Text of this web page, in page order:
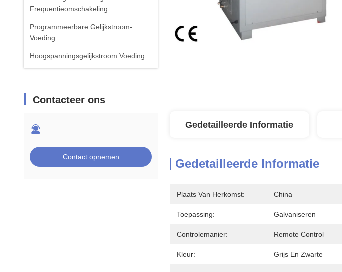
Frequentieomschakeling
Programmeerbare Gelijkstroom-
Voeding
Hoogspanningsgelijkstroom Voeding
Contacteer ons
Contact opnemen
Gedetailleerde Informatie
Gedetailleerde Informatie
Plaats Van Herkomst: China
Toepassing: Galvaniseren
Controlemanier: Remote Control
Kleur: Grijs En Zwarte